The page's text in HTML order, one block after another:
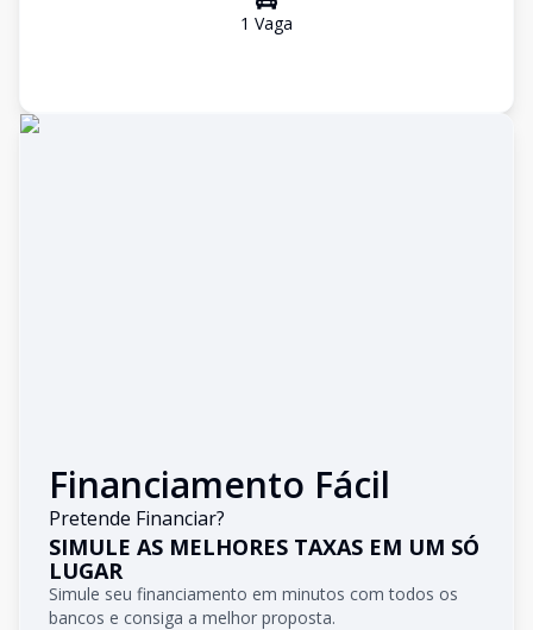
1 Vaga
Financiamento Fácil
Pretende Financiar?
SIMULE AS MELHORES TAXAS EM UM SÓ
LUGAR
Simule seu financiamento em minutos com todos os
bancos e consiga a melhor proposta.